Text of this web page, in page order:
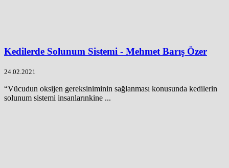
Kedilerde Solunum Sistemi - Mehmet Barış Özer
24.02.2021
“Vücudun oksijen gereksiniminin sağlanması konusunda kedilerin
solunum sistemi insanlarınkine ...